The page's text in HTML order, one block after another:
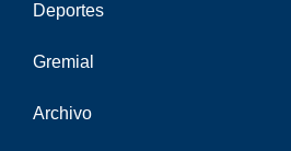
Deportes
Gremial
Archivo